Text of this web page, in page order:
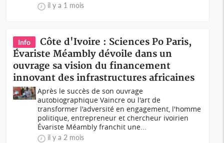
il y a 1 mois
Info
Côte d'Ivoire : Sciences Po Paris,
Évariste Méambly dévoile dans un
ouvrage sa vision du financement
innovant des infrastructures africaines
Après le succès de son ouvrage
autobiographique Vaincre ou l'art de
transformer l'adversité en engagement, l'homme
politique, entrepreneur et chercheur ivoirien
Évariste Méambly franchit une...
il y a 2 mois